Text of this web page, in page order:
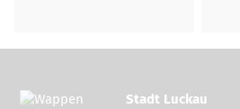
Stadt Luckau